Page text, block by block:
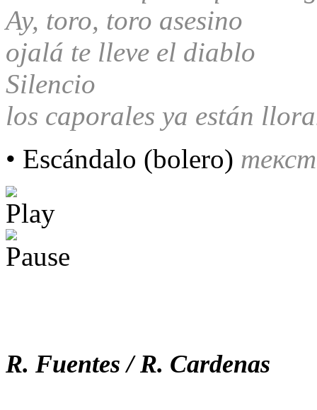
Ay, toro, toro asesino
ojalá te lleve el diablo
Silencio
los caporales ya están
• Escándalo (bolero) текст
R. Fuentes / R. Cardenas